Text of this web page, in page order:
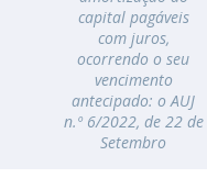
capital pagáveis
com juros,
ocorrendo o seu
vencimento
antecipado: o AUJ
n.º 6/2022, de 22 de
Setembro